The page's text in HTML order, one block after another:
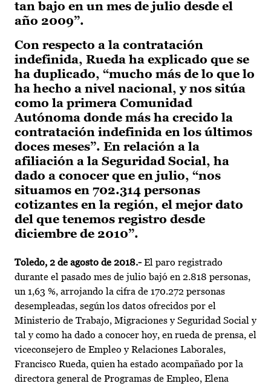
tan bajo en un mes de julio desde el
año 2009”.
Con respecto a la contratación
indefinida, Rueda ha explicado que se
ha duplicado, “mucho más de lo que lo
ha hecho a nivel nacional, y nos sitúa
como la primera Comunidad
Autónoma donde más ha crecido la
contratación indefinida en los últimos
doces meses”. En relación a la
afiliación a la Seguridad Social, ha
dado a conocer que en julio, “nos
situamos en 702.314 personas
cotizantes en la región, el mejor dato
del que tenemos registro desde
diciembre de 2010”.
Toledo, 2 de agosto de 2018.- El paro registrado
durante el pasado mes de julio bajó en 2.818 personas,
un 1,63 %, arrojando la cifra de 170.272 personas
desempleadas, según los datos ofrecidos por el
Ministerio de Trabajo, Migraciones y Seguridad Social y
tal y como ha dado a conocer hoy, en rueda de prensa, el
viceconsejero de Empleo y Relaciones Laborales,
Francisco Rueda, quien ha estado acompañado por la
directora general de Programas de Empleo, Elena